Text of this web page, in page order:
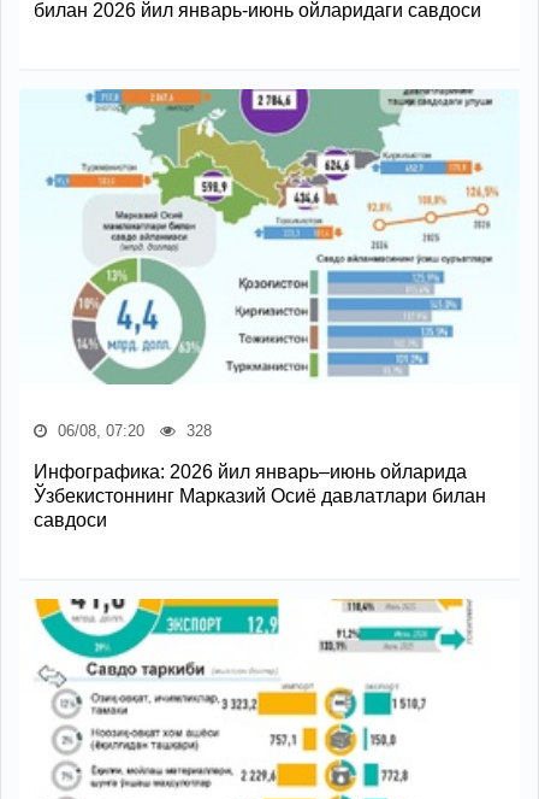
билан 2026 йил январь-июнь ойларидаги савдоси
06/08, 07:20 328
Инфографика: 2026 йил январь–июнь ойларида
Ўзбекистоннинг Марказий Осиё давлатлари билан
савдоси